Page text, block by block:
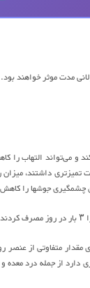
مدت موثر خواهند
و می‌تواند التهاب
از جمله درد معده و